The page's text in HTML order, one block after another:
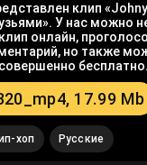
клип
У нас можно
онлайн,
но также
бесплатно.
17.99 Mb
хоп Русские